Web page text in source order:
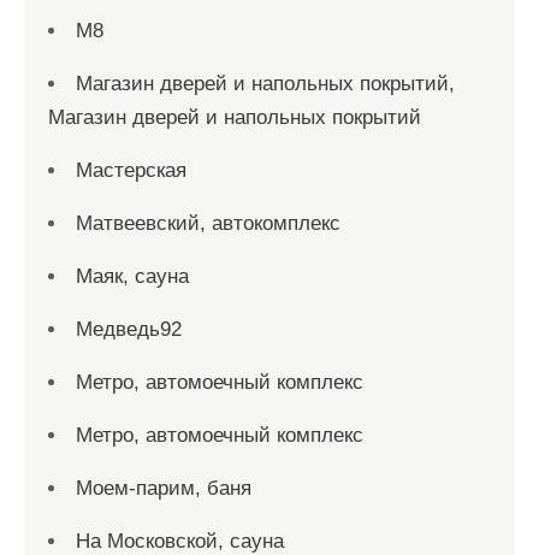
М8
Магазин дверей и напольных покрытий,
Магазин дверей и напольных покрытий
Мастерская
Матвеевский, автокомплекс
Маяк, сауна
Медведь92
Метро, автомоечный комплекс
Метро, автомоечный комплекс
Моем-парим, баня
На Московской, сауна